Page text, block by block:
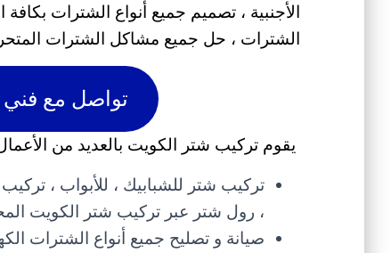
الأجنبية ، تصميم جميع أنواع الشترات
الشترات ، حل جميع مشاكل الشترات
تواصل مع فني
يقوم تركيب شتر الكويت بالعديد من
تركيب شتر للشبابيك ، للأبواب ،
، رول شتر عبر تركيب شتر الكويت
صيانة و تصليح جميع أنواع الشترات